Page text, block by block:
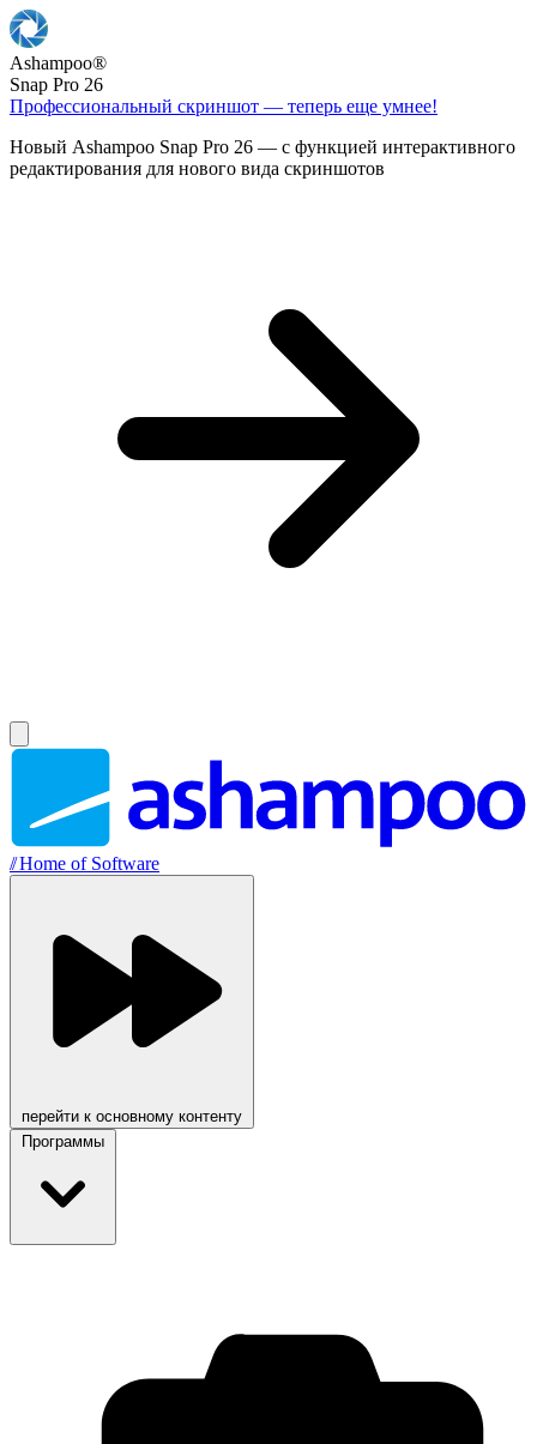
Ashampoo®
Snap Pro 26
Профессиональный скриншот — теперь еще умнее!
Новый Ashampoo Snap Pro 26 — с функцией интерактивного
редактирования для нового вида скриншотов
//Home of Software
перейти к основному контенту
Программы